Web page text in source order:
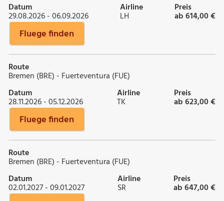
Datum
29.08.2026 - 06.09.2026
Airline
LH
Preis
ab 614,00 €
Fluege finden
Route
Bremen (BRE) - Fuerteventura (FUE)
Datum
28.11.2026 - 05.12.2026
Airline
TK
Preis
ab 623,00 €
Fluege finden
Route
Bremen (BRE) - Fuerteventura (FUE)
Datum
02.01.2027 - 09.01.2027
Airline
SR
Preis
ab 647,00 €